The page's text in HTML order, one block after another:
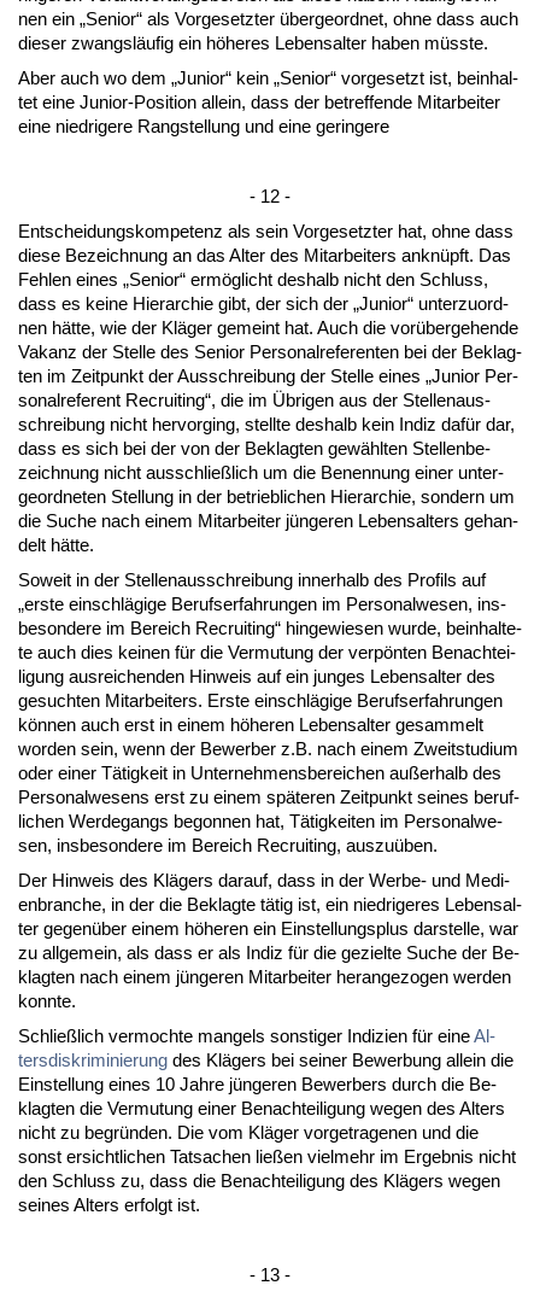
nen ein „Se­ni­or“ als Vor­ge­setz­ter über­ge­ord­net, oh­ne dass auch
die­ser zwangsläufig ein höhe­res Le­bens­al­ter ha­ben müss­te.
Aber auch wo dem „Ju­ni­or“ kein „Se­ni­or“ vor­ge­setzt ist, be­inhal­
tet ei­ne Ju­ni­or-Po­si­ti­on al­lein, dass der be­tref­fen­de Mit­ar­bei­ter
ei­ne nied­ri­ge­re Rang­stel­lung und ei­ne ge­rin­ge­re
- 12 -
Ent­schei­dungs­kom­pe­tenz als sein Vor­ge­setz­ter hat, oh­ne dass
die­se Be­zeich­nung an das Al­ter des Mit­ar­bei­ters an­knüpft. Das
Feh­len ei­nes „Se­ni­or“ ermöglicht des­halb nicht den Schluss,
dass es kei­ne Hier­ar­chie gibt, der sich der „Ju­ni­or“ un­ter­zu­ord­
nen hätte, wie der Kläger ge­meint hat. Auch die vorüber­ge­hen­de
Va­kanz der Stel­le des Se­ni­or Per­so­nal­re­fe­ren­ten bei der Be­klag­
ten im Zeit­punkt der Aus­schrei­bung der Stel­le ei­nes „Ju­ni­or Per­
so­nal­re­fe­rent Re­cruit­ing“, die im Übri­gen aus der Stel­len­aus­
schrei­bung nicht her­vor­ging, stell­te des­halb kein In­diz dafür dar,
dass es sich bei der von der Be­klag­ten gewähl­ten Stel­len­be­
zeich­nung nicht aus­sch­ließlich um die Be­nen­nung ei­ner un­ter­
ge­ord­ne­ten Stel­lung in der be­trieb­li­chen Hier­ar­chie, son­dern um
die Su­che nach ei­nem Mit­ar­bei­ter jünge­ren Le­bens­al­ters ge­han­
delt hätte.
So­weit in der Stel­len­aus­schrei­bung in­ner­halb des Pro­fils auf
„ers­te ein­schlägi­ge Be­rufs­er­fah­run­gen im Per­so­nal­we­sen, ins­
be­son­de­re im Be­reich Re­cruit­ing“ hin­ge­wie­sen wur­de, be­inhal­te­
te auch dies kei­nen für die Ver­mu­tung der verpönten Be­nach­tei­
li­gung aus­rei­chen­den Hin­weis auf ein jun­ges Le­bens­al­ter des
ge­such­ten Mit­ar­bei­ters. Ers­te ein­schlägi­ge Be­rufs­er­fah­run­gen
können auch erst in ei­nem höhe­ren Le­bens­al­ter ge­sam­melt
wor­den sein, wenn der Be­wer­ber z.B. nach ei­nem Zweit­stu­di­um
oder ei­ner Tätig­keit in Un­ter­neh­mens­be­rei­chen außer­halb des
Per­so­nal­we­sens erst zu ei­nem späte­ren Zeit­punkt sei­nes be­ruf­
li­chen Wer­de­gangs be­gon­nen hat, Tätig­kei­ten im Per­so­nal­we­
sen, ins­be­son­de­re im Be­reich Re­cruit­ing, aus­zuüben.
Der Hin­weis des Klägers dar­auf, dass in der Wer­be- und Me­di­
en­bran­che, in der die Be­klag­te tätig ist, ein nied­ri­ge­res Le­bens­al­
ter ge­genüber ei­nem höhe­ren ein Ein­stel­lungs­plus dar­stel­le, war
zu all­ge­mein, als dass er als In­diz für die ge­ziel­te Su­che der Be­
klag­ten nach ei­nem jünge­ren Mit­ar­bei­ter her­an­ge­zo­gen wer­den
konn­te.
Sch­ließlich ver­moch­te man­gels sons­ti­ger In­di­zi­en für ei­neAl­
ters­dis­kri­mi­nie­rung des Klägers bei sei­ner Be­wer­bung al­lein die
Ein­stel­lung ei­nes 10 Jah­re jünge­ren Be­wer­bers durch die Be­
klag­ten die Ver­mu­tung ei­ner Be­nach­tei­li­gung we­gen des Al­ters
nicht zu be­gründen. Die vom Kläger vor­ge­tra­ge­nen und die
sonst er­sicht­li­chen Tat­sa­chen ließen viel­mehr im Er­geb­nis nicht
den Schluss zu, dass die Be­nach­tei­li­gung des Klägers we­gen
sei­nes Al­ters er­folgt ist.
- 13 -